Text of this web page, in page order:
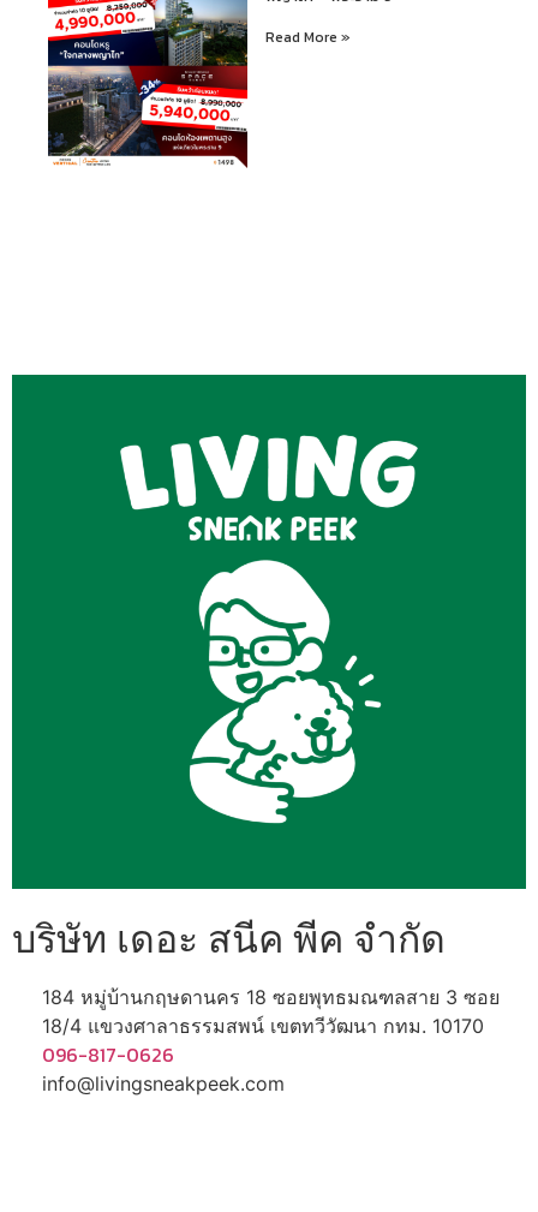
Read More »
บริษัท เดอะ สนีค พีค จำกัด
184 หมู่บ้านกฤษดานคร 18 ซอยพุทธมณฑลสาย 3 ซอย
18/4 แขวงศาลาธรรมสพน์ เขตทวีวัฒนา กทม. 10170
096-817-0626
info@livingsneakpeek.com